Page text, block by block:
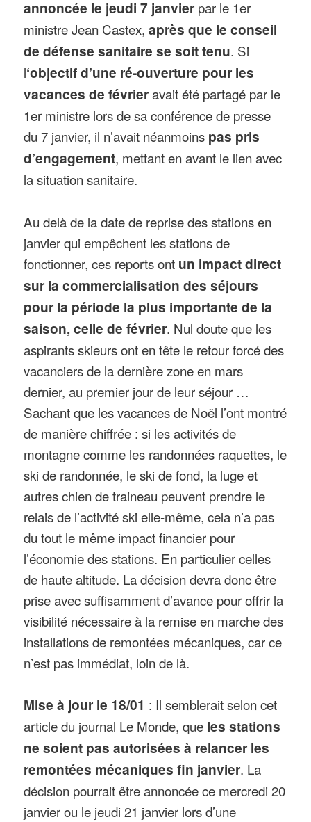
annoncée le jeudi 7 janvier par le 1er
ministre Jean Castex, après que le conseil
de défense sanitaire se soit tenu. Si
l‘objectif d’une ré-ouverture pour les
vacances de févrieravait été partagé par le
1er ministre lors de sa conférence de presse
du 7 janvier, il n’avait néanmoins pas pris
d’engagement, mettant en avant le lien avec
la situation sanitaire.
Au delà de la date de reprise des stations en
janvier qui empêchent les stations de
fonctionner, ces reports ont un impact direct
sur la commercialisation des séjours
pour la période la plus importante de la
saison, celle de février. Nul doute que les
aspirants skieurs ont en tête le retour forcé des
vacanciers de la dernière zone en mars
dernier, au premier jour de leur séjour …
Sachant que les vacances de Noël l’ont montré
de manière chiffrée : si les activités de
montagne comme les randonnées raquettes, le
ski de randonnée, le ski de fond, la luge et
autres chien de traineau peuvent prendre le
relais de l’activité ski elle-même, cela n’a pas
du tout le même impact financier pour
l’économie des stations. En particulier celles
de haute altitude. La décision devra donc être
prise avec suffisamment d’avance pour offrir la
visibilité nécessaire à la remise en marche des
installations de remontées mécaniques, car ce
n’est pas immédiat, loin de là.
Mise à jour le 18/01 : Il semblerait selon cet
article du journal Le Monde, que les stations
ne soient pas autorisées à relancer les
remontées mécaniques fin janvier. La
décision pourrait être annoncée ce mercredi 20
janvier ou le jeudi 21 janvier lors d’une